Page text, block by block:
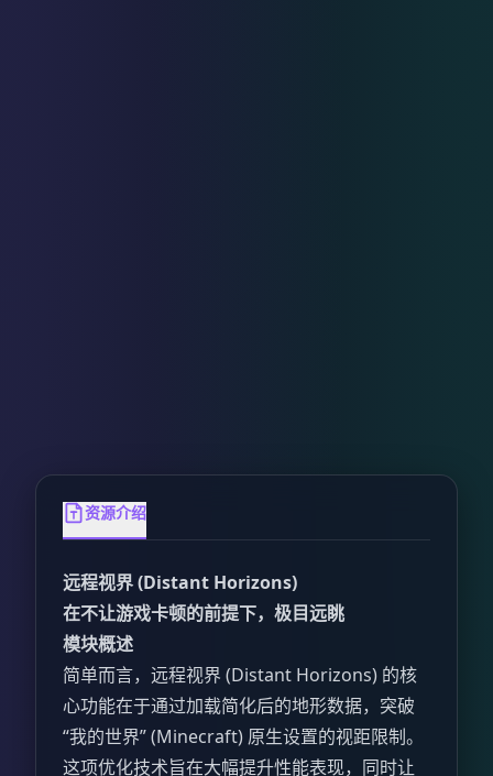
资源介绍
远程视界 (Distant Horizons)
在不让游戏卡顿的前提下，极目远眺
模块概述
简单而言，远程视界 (Distant Horizons) 的核
心功能在于通过加载简化后的地形数据，突破
“我的世界” (Minecraft) 原生设置的视距限制。
这项优化技术旨在大幅提升性能表现，同时让